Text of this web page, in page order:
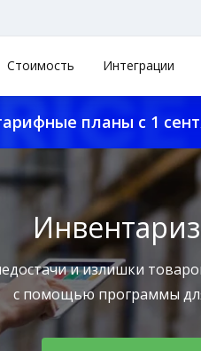
Стоимость Интеграции
планы с 1
и излишки
с помощью программы